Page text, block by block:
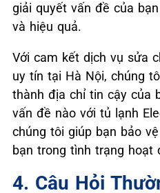
giải quyết vấn đề của
và hiệu quả.
Với cam kết dịch vụ sửa
uy tín tại Hà Nội, chúng
thành địa chỉ tin cậy của
vấn đề nào với tủ lạnh
chúng tôi giúp bạn bảo
bạn trong tình trạng hoạt
4. Câu Hỏi